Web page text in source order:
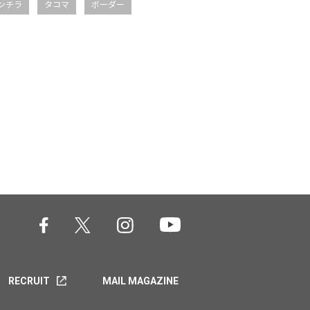
チラ タコマ ボーダー
RECRUIT MAIL MAGAZINE